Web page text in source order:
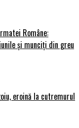
Române:
și munciți din greu
eroină la cutremurul